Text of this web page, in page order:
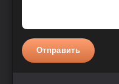
Отправить